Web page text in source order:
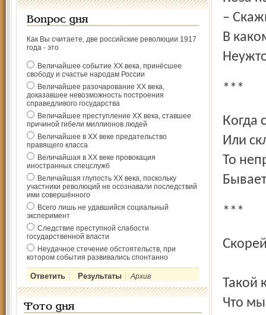
Вопрос дня
Как Вы считаете, две российские революции 1917
года - это
Величайшее событие ХХ века, принёсшее
свободу и счастье народам России
Величайшее разочарование ХХ века,
доказавшее невозможность построения
справедливого государства
Величайшее преступление ХХ века, ставшее
причиной гибели миллионов людей
Величайшее в ХХ веке предательство
правящего класса
Величайшая в ХХ веке провокация
иностранных спецслужб
Величайшая глупость ХХ века, поскольку
участники революций не осознавали последствий
ими совершённого
Всего лишь не удавшийся социальный
эксперимент
Следствие преступной слабости
государственной власти
Неудачное стечение обстоятельств, при
котором события развивались спонтанно
Архив
Фото дня
–
В
***
Или
То
***
Такой
Что мы